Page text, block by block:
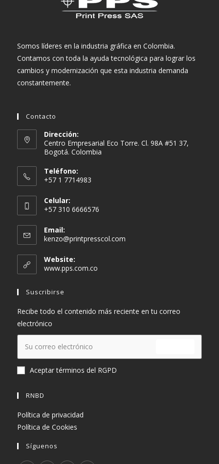
Somos líderes en la industria gráfica en Colombia.
Contamos con toda la ayuda tecnológica para lograr los
cambios y modernización que esta industria demanda
constantemente.
Contacto
Dirección:
Centro Empresarial Eco Torre. Cl. 98A #51 37,
Bogotá. Colombia
Teléfono:
+57 1 7714983
Celular:
+57 310 6666576
Email:
kenzo@printpresscol.com
Website:
www.pps.com.co
Suscribirse
Recibe todo el contenido más reciente en tu correo
electrónico
Aceptar términos del RGPD
RNBD
Política de privacidad
Política de Cookies
Síguenos